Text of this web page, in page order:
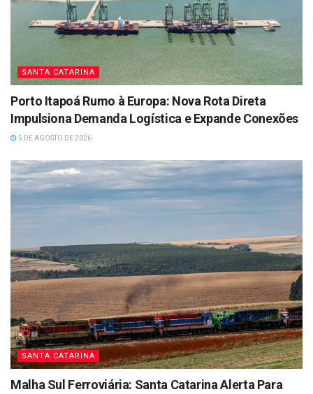
SANTA CATARINA
Porto Itapoá Rumo à Europa: Nova Rota Direta
Impulsiona Demanda Logística e Expande Conexões
5 DE AGOSTO DE 2026
SANTA CATARINA
Malha Sul Ferroviária: Santa Catarina Alerta Para